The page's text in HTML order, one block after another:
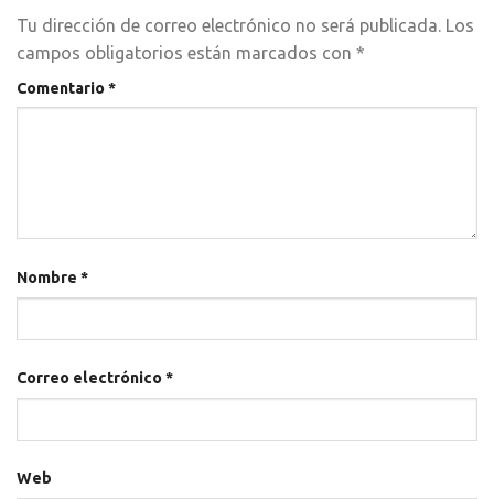
Tu dirección de correo electrónico no será publicada. Los
campos obligatorios están marcados con *
Comentario*
Nombre *
Correo electrónico*
Web